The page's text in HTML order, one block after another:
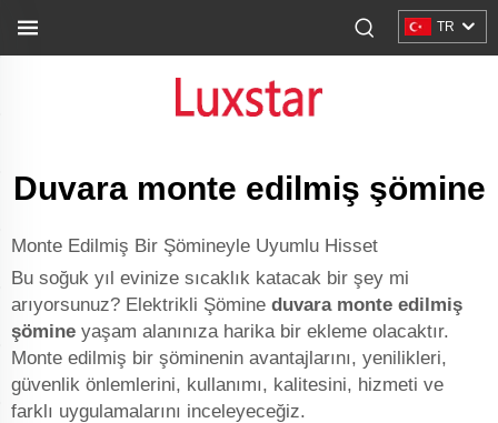
TR
Duvara monte edilmiş şömine
Monte Edilmiş Bir Şömineyle Uyumlu Hisset
Bu soğuk yıl evinize sıcaklık katacak bir şey mi
arıyorsunuz? Elektrikli Şömine duvara monte edilmiş
şömine yaşam alanınıza harika bir ekleme olacaktır.
Monte edilmiş bir şöminenin avantajlarını, yenilikleri,
güvenlik önlemlerini, kullanımı, kalitesini, hizmeti ve
farklı uygulamalarını inceleyeceğiz.